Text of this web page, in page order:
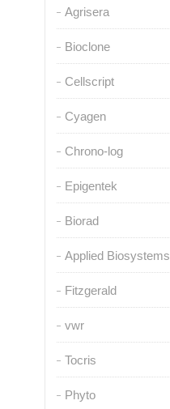
Agrisera
Bioclone
Cellscript
Cyagen
Chrono-log
Epigentek
Biorad
Applied Biosystems
Fitzgerald
vwr
Tocris
Phyto